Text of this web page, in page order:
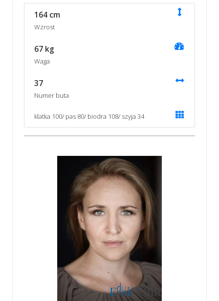
164 cm
Wzrost
67 kg
Waga
37
Numer buta
klatka 100/ pas 80/ biodra 108/ szyja 34